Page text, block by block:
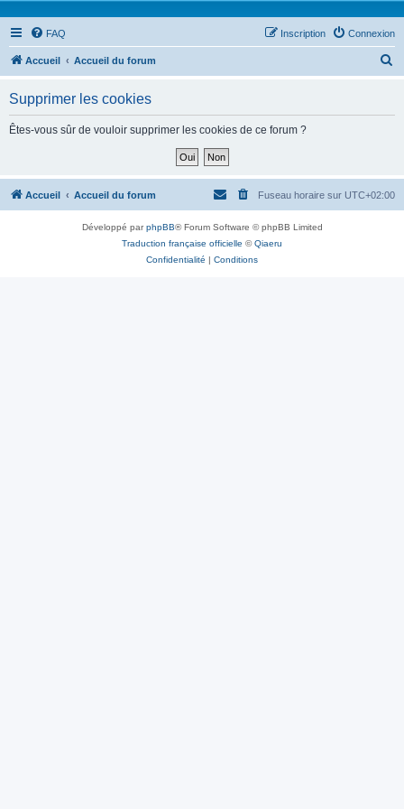
FAQ Connexion
Inscription
Accueil Accueil du forum
h
Supprimer les cookies
Êtes-vous sûr de vouloir supprimer les cookies de ce forum ?
Accueil Accueil du forum Fuseau horaire sur UTC+02:00
Développé parphpBB® Forum Software © phpBB Limited
Traduction française officielle ©Qiaeru
Confidentialité | Conditions